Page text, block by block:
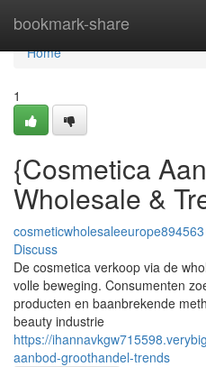
bookmark-share
Home
Home
1
{Cosmetica
Wholesale &
cosmeticwholesaleeurope894563
Discuss
De cosmetica verkoop via de
volle beweging. Consumenten
producten en baanbrekende
beauty industrie
https://
aanbod-groothandel-trends